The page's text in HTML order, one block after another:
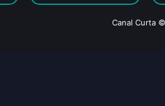
Canal Curta